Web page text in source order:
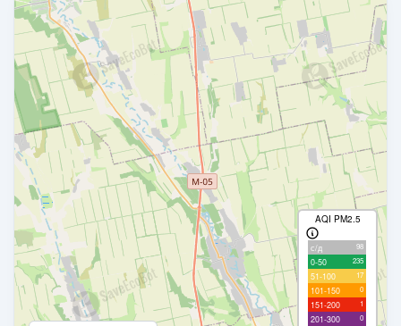
AQI PM2.5
с/д 98
0-50 235
51-100 17
101-150 0
151-200 1
201-300 0